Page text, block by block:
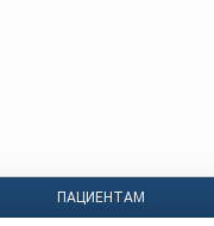
ПАЦИЕНТАМ